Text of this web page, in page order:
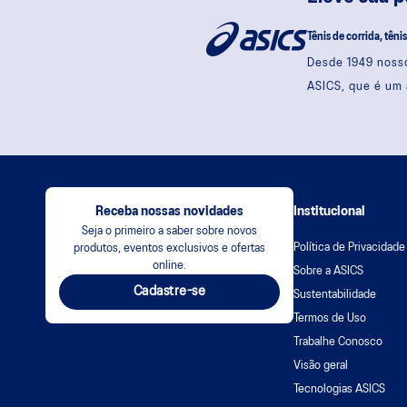
Tênis de corrida,
Desde 1949
ASICS, que é
Receba nossas novidades
Seja o primeiro a saber sobre novos
produtos, eventos exclusivos e ofertas
online.
Cadastre-se
Institucional
Política de Privacidade
Sobre a ASICS
Sustentabilidade
Termos de Uso
Trabalhe Conosco
Visão geral
Tecnologias ASICS